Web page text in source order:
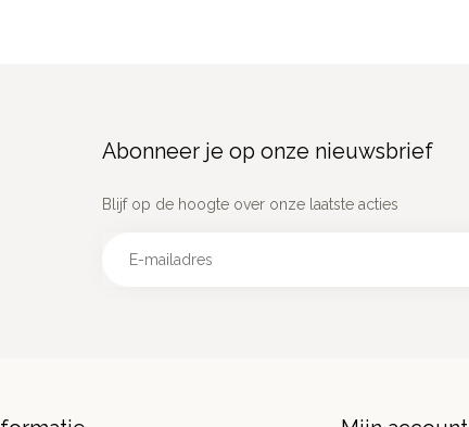
Abonneer je op onze nieuwsbrief
Blijf op de hoogte over onze laatste acties